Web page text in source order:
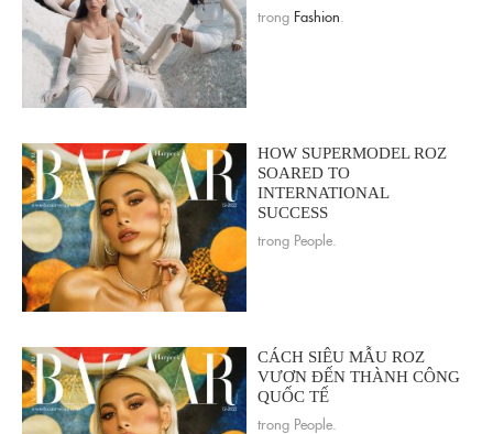
trong Fashion
HOW SUPERMODEL ROZ
SOARED TO
INTERNATIONAL
SUCCESS
trong People.
CÁCH SIÊU MẪU ROZ
VƯƠN ĐẾN THÀNH CÔNG
QUỐC TẾ
trong People.